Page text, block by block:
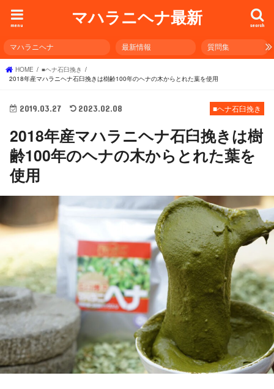
マハラニヘナ最新 search
menu
マハラニヘナ 最新情報 質問集
HOME
■ヘナ石臼挽き
2018年産マハラニヘナ石臼挽きは樹齢100年のヘナの木からとれた葉を使用
■ヘナ石臼挽き
2019.03.27 2023.02.08
2018年産マハラニヘナ石臼挽きは樹
齢100年のヘナの木からとれた葉を
使用